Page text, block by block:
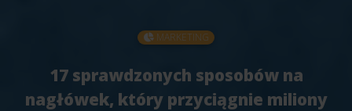
MARKETING
17 sprawdzonych sposobów na
nagłówek, który przyciągnie miliony